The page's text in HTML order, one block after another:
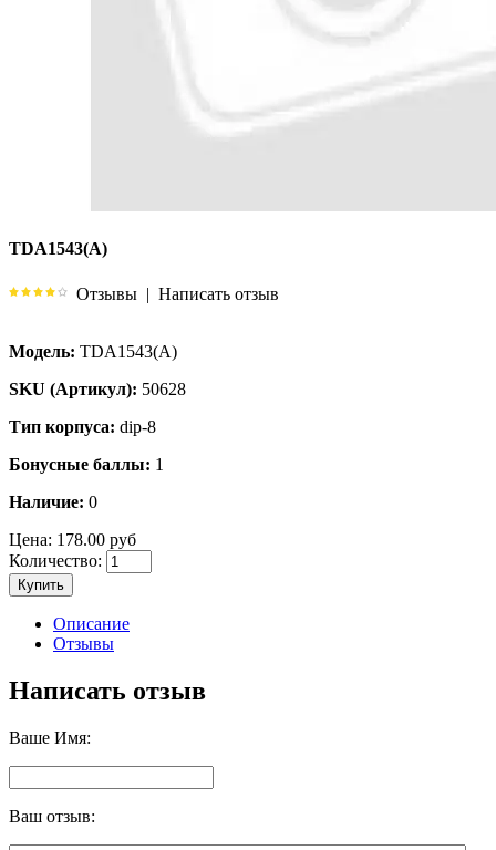
TDA1543(A)
Отзывы | Написать отзыв
Модель: TDA1543(A)
SKU (Артикул): 50628
Тип корпуса: dip-8
Бонусные баллы: 1
Наличие: 0
Цена: 178.00 руб
Количество:
Купить
Описание
Отзывы
Написать отзыв
Ваше Имя:
Ваш отзыв: